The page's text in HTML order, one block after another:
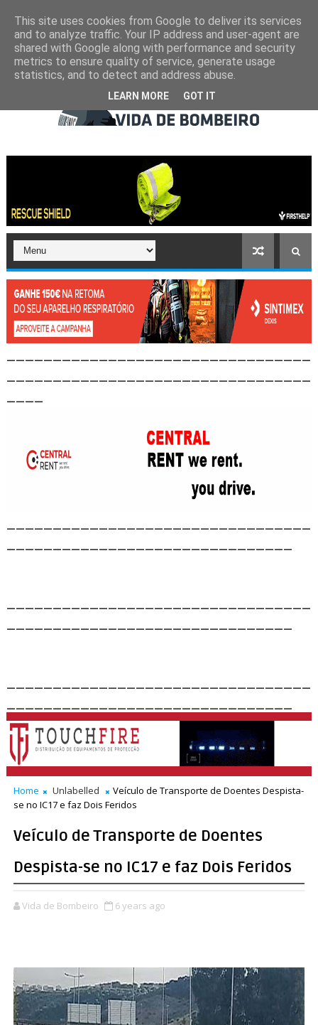
Home Unlabelled
Veículo de Transporte de Doentes Despista-
se no IC17 e faz Dois Feridos
Veículo de Transporte de Doentes
Despista-se no IC17 e faz Dois Feridos
Vida de Bombeiro 6 years ago
This site uses cookies from Google to deliver its services
and to analyze traffic. Your IP address and user-agent are
shared with Google along with performance and security
metrics to ensure quality of service, generate usage
statistics, and to detect and address abuse.
LEARN MORE GOT IT